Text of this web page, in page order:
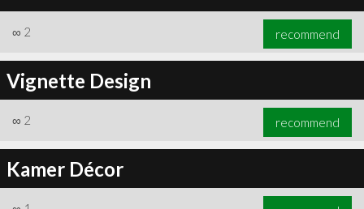
∞ 2 recommend
Vignette Design
∞ 2 recommend
Kamer Décor